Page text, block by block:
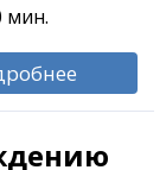
мин.